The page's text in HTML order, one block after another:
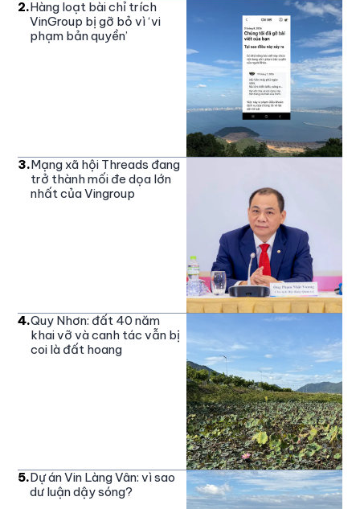
2.Hàng loạt bài chỉ trích
VinGroup bị gỡ bỏ vì ‘vi
phạm bản quyền’
3.Mạng xã hội Threads đang
trở thành mối đe dọa lớn
nhất của Vingroup
4.Quy Nhơn: đất 40 năm
khai vỡ và canh tác vẫn bị
coi là đất hoang
5.Dự án Vin Làng Vân: vì sao
dư luận dậy sóng?